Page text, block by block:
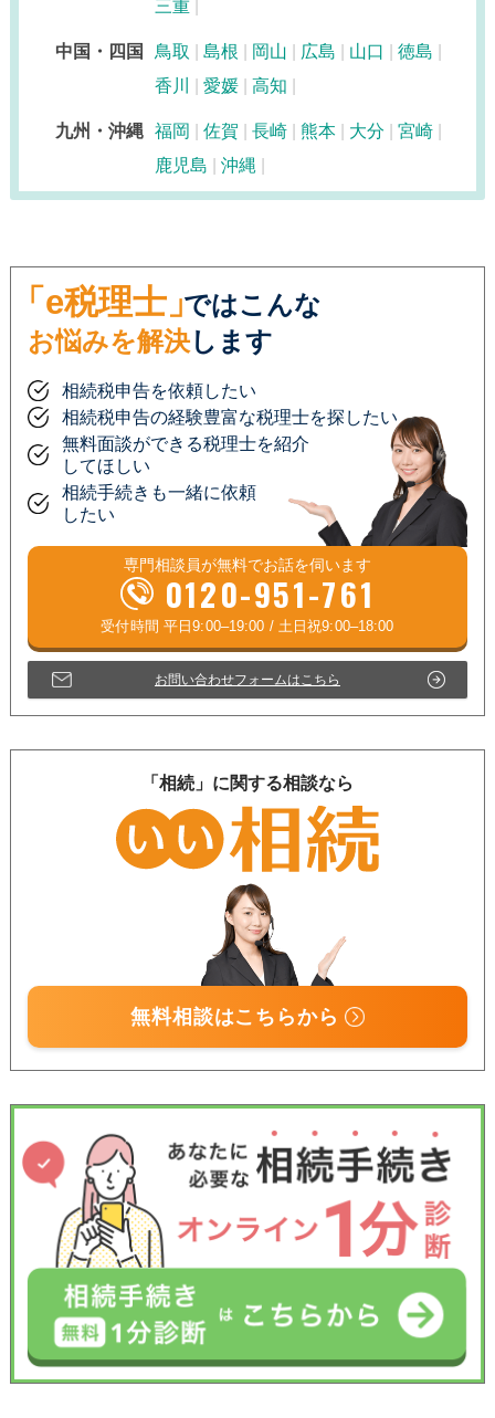
三重
中国・四国 鳥取 島根 岡山 広島 山口
徳島
香川
愛媛 高知
九州・沖縄 福岡 佐賀 長崎 熊本 大分
宮崎
鹿児島
沖縄
「e税理士」ではこんな
お悩みを解決します
相続税申告を依頼したい
相続税申告の経験豊富な税理士を探したい
無料面談ができる税理士を紹介
してほしい
相続手続きも一緒に依頼
したい
専門相談員が無料でお話を伺います
0120-951-761
お問い合わせフォームはこちら
「相続」に関する相談なら
無料相談はこちらから